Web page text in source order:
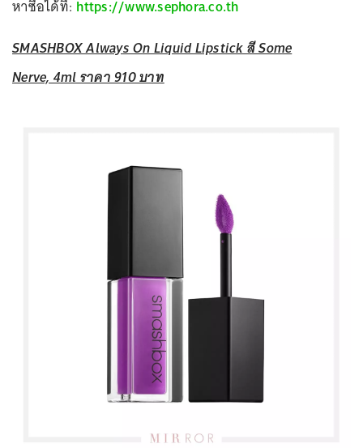
หาซื้อได้ที่: https://www.sephora.co.th
SMASHBOX Always On Liquid Lipstick สี Some
Nerve, 4ml ราคา 910 บาท